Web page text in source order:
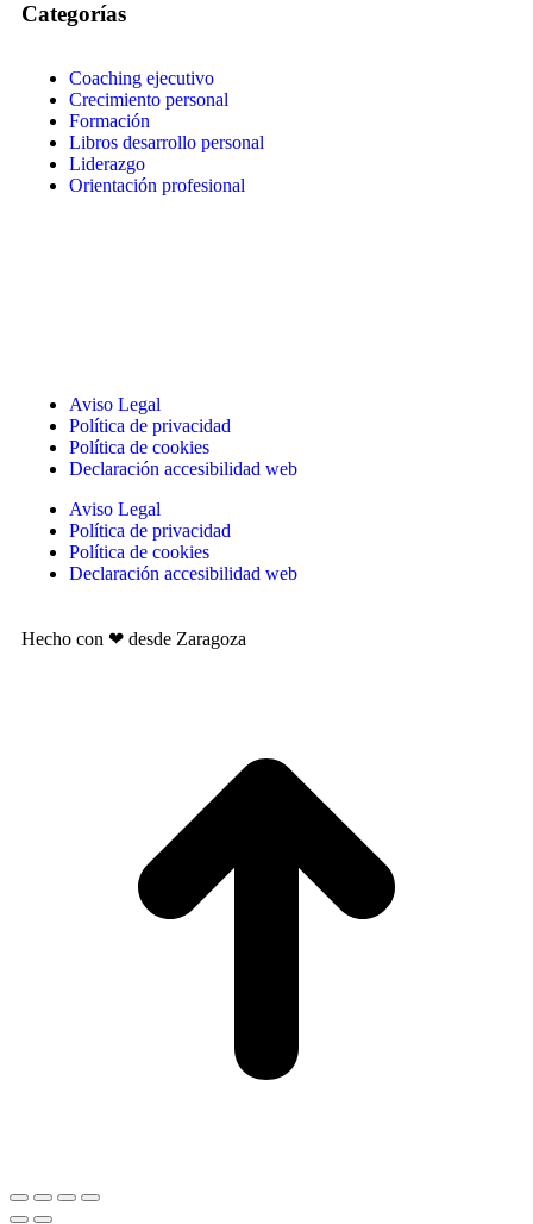
Categorías
Coaching ejecutivo
Crecimiento personal
Formación
Libros desarrollo personal
Liderazgo
Orientación profesional
Aviso Legal
Política de privacidad
Política de cookies
Declaración accesibilidad web
Aviso Legal
Política de privacidad
Política de cookies
Declaración accesibilidad web
Hecho con ❤ desde Zaragoza